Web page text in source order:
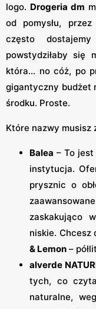
logo. Drogeria dm
od pomysłu,
często
powstydziłaby się
która... no cóż, po
gigantyczny budżet
środku. Proste.
Które nazwy musisz
Balea – To
instytucja.
prysznic o
zaskakująco
niskie. Chcesz
& Lemon –
alverde
tych, co
naturalne,